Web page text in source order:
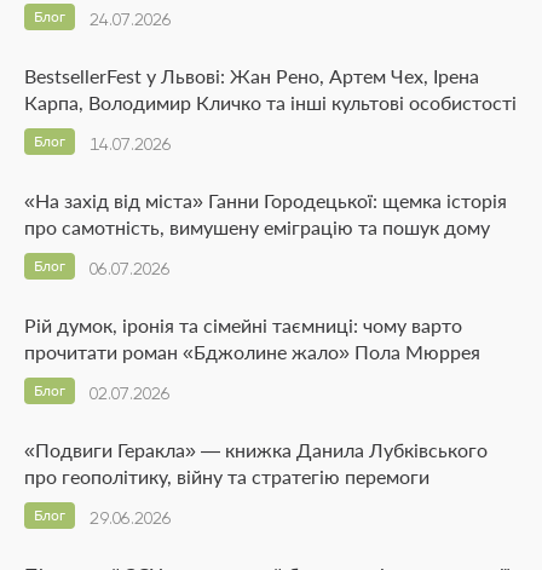
24.07.2026
Блог
BestsellerFest у Львові: Жан Рено, Артем Чех, Ірена
Карпа, Володимир Кличко та інші культові особистості
14.07.2026
Блог
«На захід від міста» Ганни Городецької: щемка історія
про самотність, вимушену еміграцію та пошук дому
06.07.2026
Блог
Рій думок, іронія та сімейні таємниці: чому варто
прочитати роман «Бджолине жало» Пола Мюррея
02.07.2026
Блог
«Подвиги Геракла» — книжка Данила Лубківського
про геополітику, війну та стратегію перемоги
29.06.2026
Блог